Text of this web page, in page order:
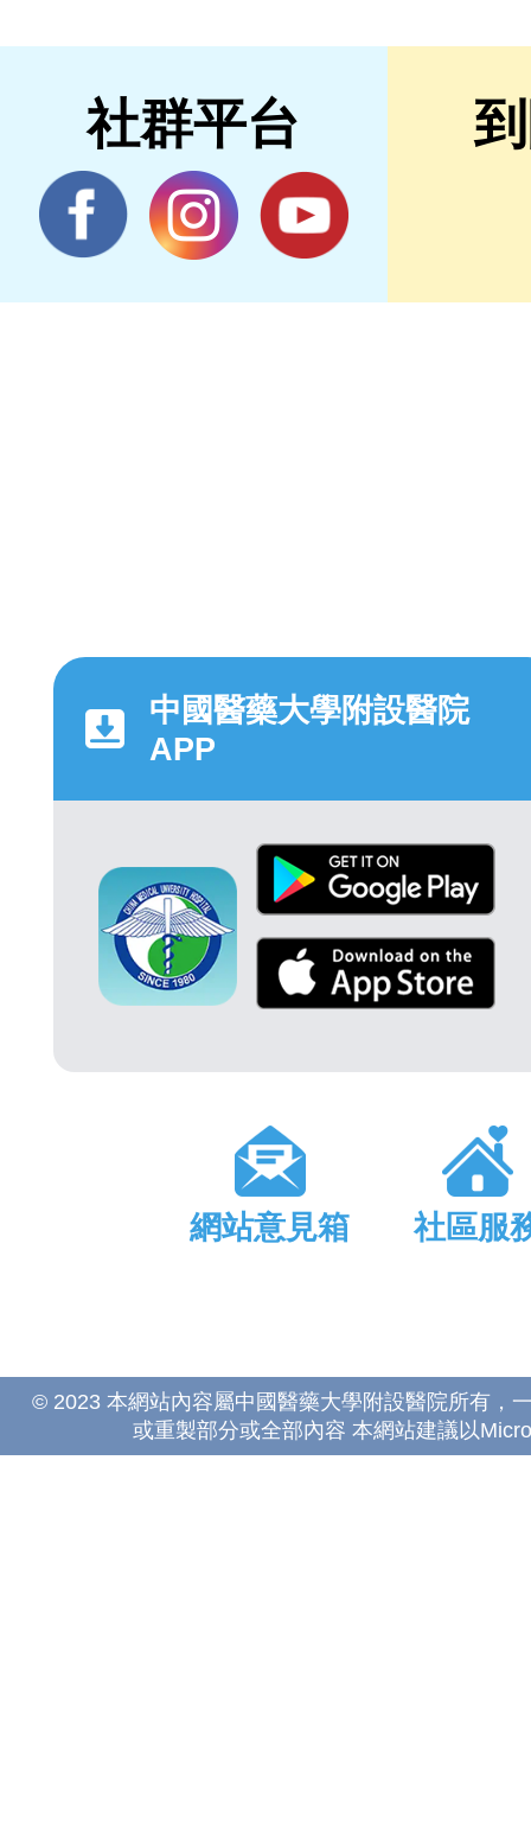
社群平台
中國醫藥大學附設醫院
APP
網站意見箱 社區服
© 2023 本網站內容屬中國醫藥大學附設醫院所有，
或重製部分或全部內容 本網站建議以